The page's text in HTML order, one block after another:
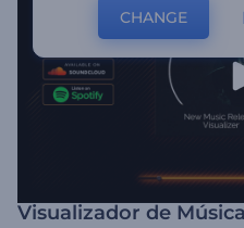
Visualizador de
CHANGE